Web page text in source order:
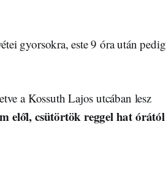
gyorsokra, este 9 óra után pedig
a Kossuth Lajos utcában lesz
elől, csütörtök reggel hat órától